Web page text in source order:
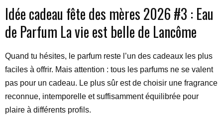
Idée cadeau fête des mères 2026 #3 : Eau
de Parfum La vie est belle de Lancôme
Quand tu hésites, le parfum reste l’un des cadeaux les plus
faciles à offrir. Mais attention : tous les parfums ne se valent
pas pour un cadeau. Le plus sûr est de choisir une fragrance
reconnue, intemporelle et suffisamment équilibrée pour
plaire à différents profils.